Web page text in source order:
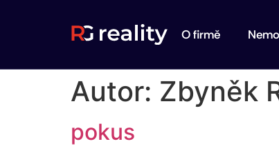
O firmě
Autor: Zbyněk
pokus